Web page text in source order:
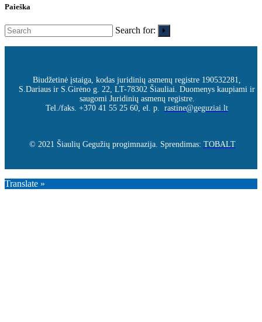
Paieška
Search for:
Biudžetinė įstaiga, kodas juridinių asmenų registre 190532281,
S.Dariaus ir S.Girėno g. 22, LT-78302 Šiauliai. Duomenys kaupiami ir
saugomi Juridinių asmenų registre.
Tel./faks. +370 41 55 25 60, el. p. rastine@geguziai.lt
© 2021 Šiaulių Gegužių progimnazija. Sprendimas: TOBALT
Translate »